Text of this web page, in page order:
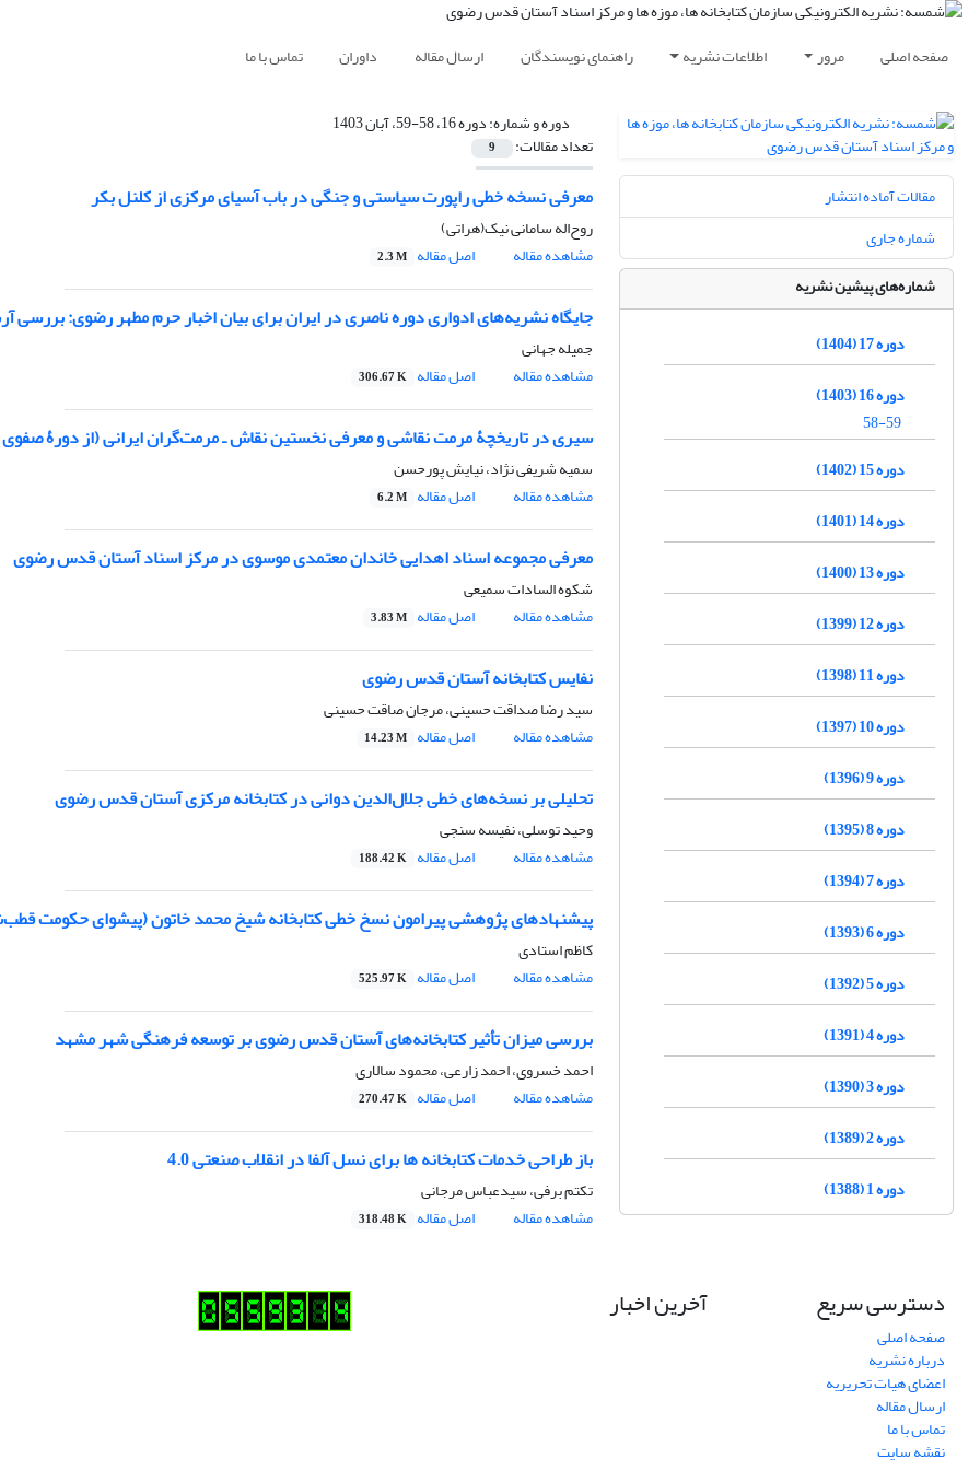
صفحه اصلی مرور اطلاعات نشریه راهنمای نویسندگان ارسال مقاله داوران تماس با ما
دوره و شماره:دوره 16، 58-59، آبان 1403
تعداد مقالات: 9
معرفی نسخه خطی راپورت سیاستی و جنگی در باب آسیای مرکزی از کلنل بکر
روح‌اله سامانی نیک(هراتی)
مشاهده مقاله
اصل مقاله 2.3 M
جایگاه نشریه‌های ادواری دوره ناصری در ایران برای بیان اخبار حرم مطهر رضوی: بررسی
جمیله جهانی
مشاهده مقاله
اصل مقاله 306.67 K
سیری در تاریخچۀ مرمت نقاشی و معرفی نخستین نقاش ـ مرمت‌گران ایرانی (از دورۀ صفوی
سمیه شریفی نژاد، نیایش پورحسن
مشاهده مقاله
اصل مقاله 6.2 M
معرفی مجموعه اسناد اهدایی خاندان معتمدی موسوی در مرکز اسناد آستان قدس رضوی
شکوه السادات سمیعی
مشاهده مقاله
اصل مقاله 3.83 M
نفایس کتابخانه آستان قدس رضوی
سید رضا صداقت حسینی، مرجان صاقت حسینی
مشاهده مقاله
اصل مقاله 14.23 M
تحلیلی بر نسخه‌های خطی جلال‌الدین دوانی در کتابخانه مرکزی آستان قدس رضوی
وحید توسلی، نفیسه سنجی
مشاهده مقاله
اصل مقاله 188.42 K
پیشنهادهای پژوهشی پیرامون نسخ خطی کتابخانه شیخ محمد خاتون (پیشوای حکومت
کاظم استادی
مشاهده مقاله
اصل مقاله 525.97 K
بررسی میزان تأثیر کتابخانه‌های آستان قدس رضوی بر توسعه فرهنگی شهر مشهد
احمد خسروی، احمد زارعی، محمود سالاری
مشاهده مقاله
اصل مقاله 270.47 K
باز طراحی خدمات کتابخانه ها برای نسل آلفا در انقلاب صنعتی 4.0
تکتم برفی، سیدعباس مرجانی
مشاهده مقاله
اصل مقاله 318.48 K
مقالات آماده انتشار
شماره جاری
شماره‌های پیشین نشریه
دوره 17 (1404)
دوره 16 (1403)
58-59
دوره 15 (1402)
دوره 14 (1401)
دوره 13 (1400)
دوره 12 (1399)
دوره 11 (1398)
دوره 10 (1397)
دوره 9 (1396)
دوره 8 (1395)
دوره 7 (1394)
دوره 6 (1393)
دوره 5 (1392)
دوره 4 (1391)
دوره 3 (1390)
دوره 2 (1389)
دوره 1 (1388)
دسترسی سریع
صفحه اصلی
درباره نشریه
اعضای هیات تحریریه
ارسال مقاله
تماس با ما
نقشه سایت
آخرین اخبار